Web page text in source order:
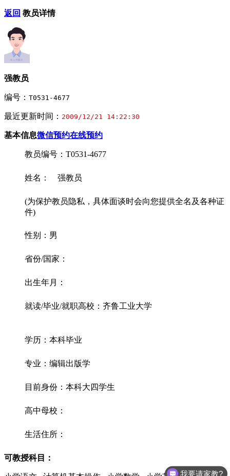
返回 教员详情
强教员
编号： T0531-4677
最近更新时间： 2009/12/21 14:22:30
基本信息微信预约在线预约
教员编号：T0531-4677
姓名： 强教员
(为保护教员隐私，具体面谈时会向您提供全名及各种证
件)
性别：男
省份/国家：
出生年月：
就读/毕业/就职高校：齐鲁工业大学
学历：本科毕业
专业：编辑出版学
目前身份：本科大四学生
高中母校：
生活住所：
可教授科目：
我要请家教?